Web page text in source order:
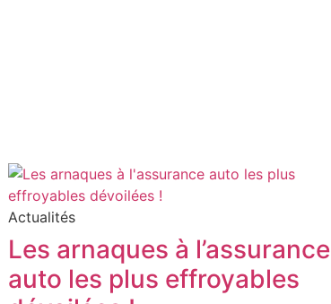
Actualités
Les arnaques à l’assurance
auto les plus effroyables